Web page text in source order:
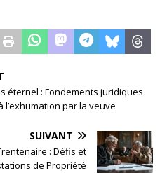
éternel : Fondements juridiques
l’exhumation par la veuve
SUIVANT
: Défis et
de Propriété